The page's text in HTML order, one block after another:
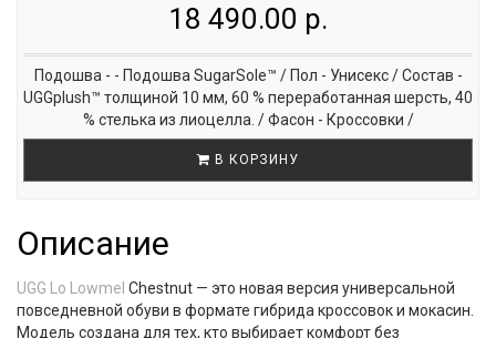
18 490.00 р.
Подошва - - Подошва SugarSole™ / Пол - Унисекс / Состав -
UGGplush™ толщиной 10 мм, 60 % переработанная шерсть, 40
% стелька из лиоцелла. / Фасон - Кроссовки /
В КОРЗИНУ
Описание
UGG Lo Lowmel Chestnut — это новая версия универсальной
повседневной обуви в формате гибрида кроссовок и мокасин.
Модель создана для тех, кто выбирает комфорт без